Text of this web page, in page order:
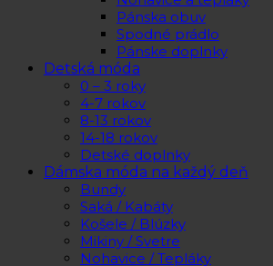
Pánska obuv
Spodné prádlo
Pánske doplnky
Detská móda
0 – 3 roky
4-7 rokov
8-13 rokov
14-18 rokov
Detské doplnky
Dámska móda na každý deň
Bundy
Saká / Kabáty
Košele / Blúzky
Mikiny / Svetre
Nohavice / Tepláky